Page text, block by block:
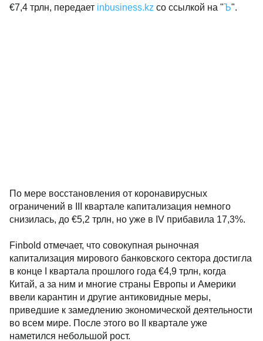
€7,4 трлн, передает inbusiness.kz со ссылкой на "Ъ".
По мере восстановления от коронавирусных
ограничений в III квартале капитализация немного
снизилась, до €5,2 трлн, но уже в IV прибавила 17,3%.
Finbold отмечает, что совокупная рыночная
капитализация мирового банковского сектора достигла
в конце I квартала прошлого года €4,9 трлн, когда
Китай, а за ним и многие страны Европы и Америки
ввели карантин и другие антиковидные меры,
приведшие к замедлению экономической деятельности
во всем мире. После этого во II квартале уже
наметился небольшой рост.